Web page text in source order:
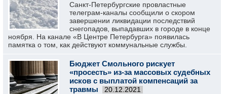
Санкт-Петербургские провластные
телеграм-каналы сообщили о скором
завершении ликвидации последствий
снегопадов, выпадавших в городе в конце
ноября. На канале «В Центре Петербурга» появилась
памятка о том, как действуют коммунальные службы.
Бюджет Смольного рискует
«просесть» из-за массовых судебных
исков с выплатой компенсаций за
травмы
20.12.2021